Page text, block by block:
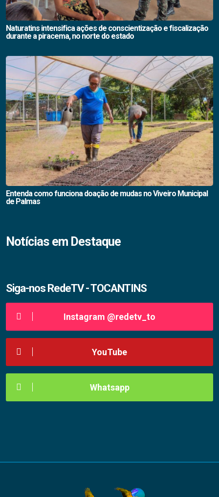
Naturatins intensifica ações de conscientização e fiscalização
durante a piracema, no norte do estado
Entenda como funciona doação de mudas no Viveiro Municipal
de Palmas
Notícias em Destaque
Siga-nos RedeTV - TOCANTINS
Instagram @redetv_to
YouTube
Whatsapp